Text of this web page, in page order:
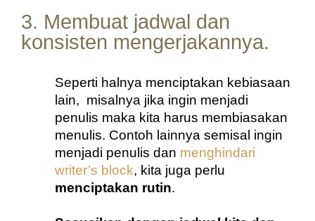
3. Membuat jadwal dan
konsisten mengerjakannya.
Seperti halnya menciptakan kebiasaan
lain,  misalnya jika ingin menjadi
penulis maka kita harus membiasakan
menulis. Contoh lainnya semisal ingin
menjadi penulis dan menghindari
writer’s block
menciptakan rutin.